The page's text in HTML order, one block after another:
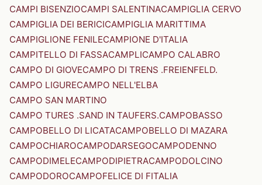
CAMPI BISENZIOCAMPI SALENTINACAMPIGLIA CERVO
CAMPIGLIA DEI BERICICAMPIGLIA MARITTIMA
CAMPIGLIONE FENILECAMPIONE D'ITALIA
CAMPITELLO DI FASSACAMPLICAMPO CALABRO
CAMPO DI GIOVECAMPO DI TRENS .FREIENFELD.
CAMPO LIGURECAMPO NELL'ELBA
CAMPO SAN MARTINO
CAMPO TURES .SAND IN TAUFERS.CAMPOBASSO
CAMPOBELLO DI LICATACAMPOBELLO DI MAZARA
CAMPOCHIAROCAMPODARSEGOCAMPODENNO
CAMPODIMELECAMPODIPIETRACAMPODOLCINO
CAMPODOROCAMPOFELICE DI FITALIA